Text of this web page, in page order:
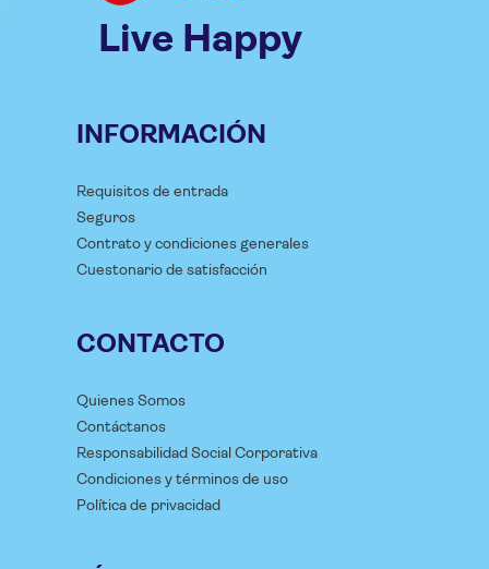
Live Happy
INFORMACIÓN
Requisitos de entrada
Seguros
Contrato y condiciones generales
Cuestonario de satisfacción
CONTACTO
Quienes Somos
Contáctanos
Responsabilidad Social Corporativa
Condiciones y términos de uso
Política de privacidad